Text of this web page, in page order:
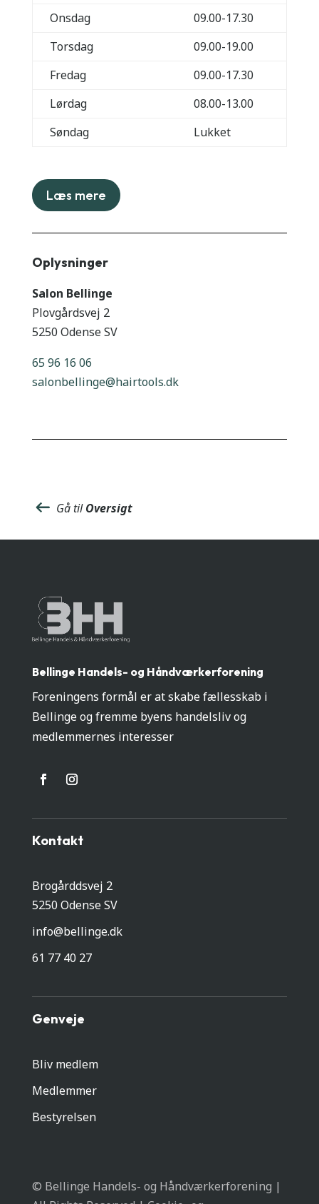
Onsdag
09.00-17.30
Torsdag
09.00-19.00
Fredag
09.00-17.30
Lørdag
08.00-13.00
Søndag
Lukket
Læs mere
Oplysninger
Salon Bellinge
Plovgårdsvej 2
5250 Odense SV
65 96 16 06
salonbellinge@hairtools.dk
Gå tilOversigt
Bellinge Handels- og Håndværkerforening
Foreningens formål er at skabe fællesskab i
Bellinge og fremme byens handelsliv og
medlemmernes interesser
Kontakt
Brogårddsvej 2
5250 Odense SV
info@bellinge.dk
61 77 40 27
Genveje
Bliv medlem
Medlemmer
Bestyrelsen
© Bellinge Handels- og Håndværkerforening |